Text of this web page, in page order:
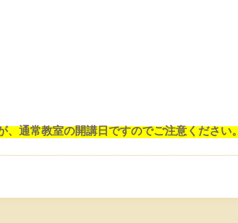
、通常教室の開講日ですのでご注意ください。